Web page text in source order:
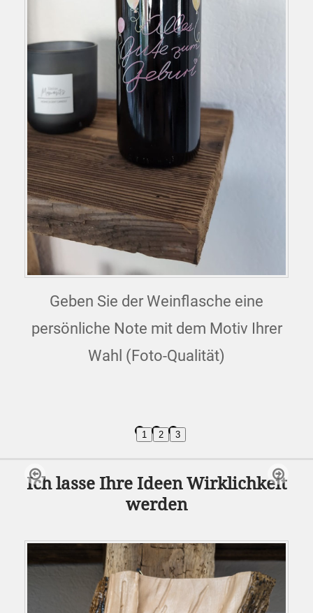
Geben Sie der Weinflasche eine
persönliche Note mit dem Motiv Ihrer
Wahl (Foto-Qualität)
1 2 3
Ich lasse Ihre Ideen Wirklichkeit
werden